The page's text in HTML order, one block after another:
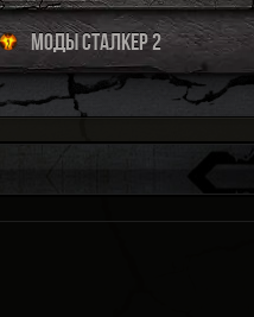
МОДЫ СТАЛКЕР 2